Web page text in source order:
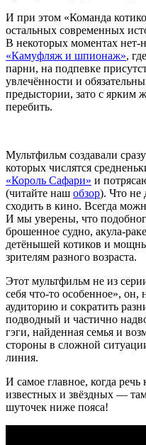
И при этом «Команда
остальных современных
В некоторых моментах нет-
«Камуфляж и шпионаж»,
парни, на подпевке
увлечённости и
предыстории, зато с ярким
перебить.
Мультфильм создавали
которых числятся
«Король Сафари» и
(читайте наш обзор). Что не
сходить в кино. Всегда
И мы уверены, что
брошенное судно, акула-
детёнышей котиков и
зрителям разного возраста.
Этот мультфильм не из
себя что-то особенное», он,
аудиторию и сократить
подводный и частично
гэги, найденная семья и
стороны в сложной
линия.
И самое главное, когда речь
известных и звёздных —
шуточек ниже пояса!